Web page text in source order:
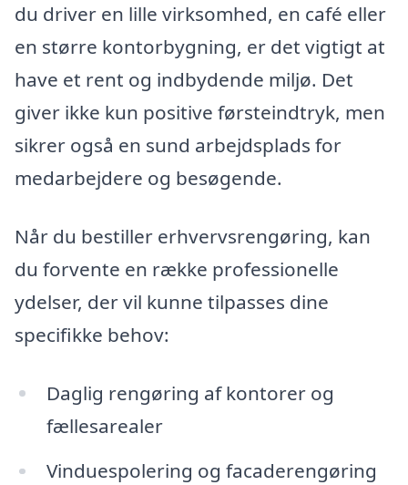
du driver en lille virksomhed, en café eller
en større kontorbygning, er det vigtigt at
have et rent og indbydende miljø. Det
giver ikke kun positive førsteindtryk, men
sikrer også en sund arbejdsplads for
medarbejdere og besøgende.
Når du bestiller erhvervsrengøring, kan
du forvente en række professionelle
ydelser, der vil kunne tilpasses dine
specifikke behov:
Daglig rengøring af kontorer og
fællesarealer
Vinduespolering og facaderengøring